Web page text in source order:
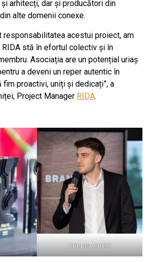
arhitecți, dar și producători din
alte domenii conexe.
responsabilitatea acestui proiect, am
stă în efortul colectiv și în
Asociația are un potențial uriaș
a deveni un reper autentic în
proactivi, uniți și dedicați”, a
Project Manager RIDA.
Dragoș Aaniței